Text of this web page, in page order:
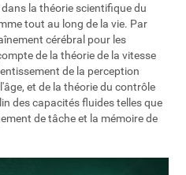
la théorie scientifique du
tout au long de la vie. Par
cérébral pour les
de la théorie de la vitesse
de la perception
et de la théorie du contrôle
des capacités fluides telles que
de tâche et la mémoire de